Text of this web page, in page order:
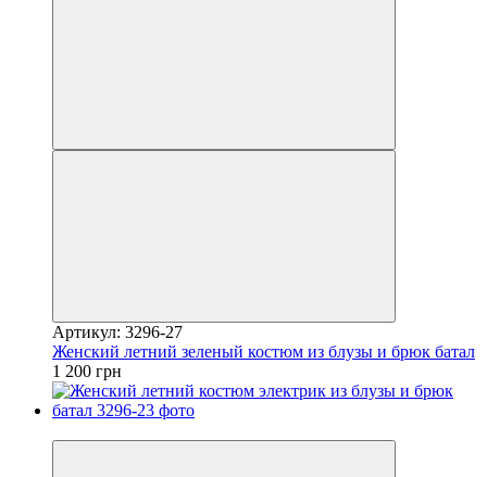
Артикул: 3296-27
Женский летний зеленый костюм из блузы и брюк батал
1 200 грн